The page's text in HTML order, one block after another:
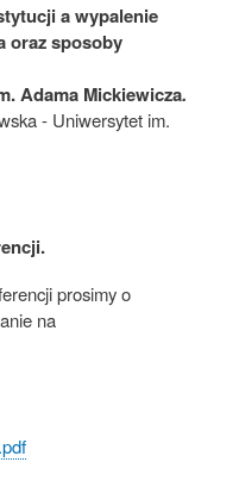
a wypalenie
oraz sposoby
Mickiewicza.
Uniwersytet im.
prosimy o
na